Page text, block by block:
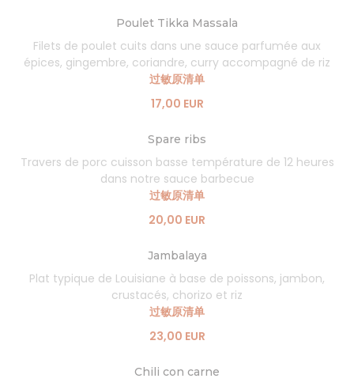
Poulet Tikka Massala
Filets de poulet cuits dans une sauce parfumée aux
épices, gingembre, coriandre, curry accompagné de riz
过敏原清单
17,00 EUR
Spare ribs
Travers de porc cuisson basse température de 12 heures
dans notre sauce barbecue
过敏原清单
20,00 EUR
Jambalaya
Plat typique de Louisiane à base de poissons, jambon,
crustacés, chorizo et riz
过敏原清单
23,00 EUR
Chili con carne